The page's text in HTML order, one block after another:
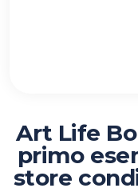
Art Life
primo
store